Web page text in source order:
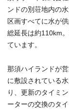
ンドの別荘地内の
区画すべてに水が
総延長は約110km
ています。
那須ハイランドが
に敷設されている
り、更新のタイミ
ーターの交換のタ